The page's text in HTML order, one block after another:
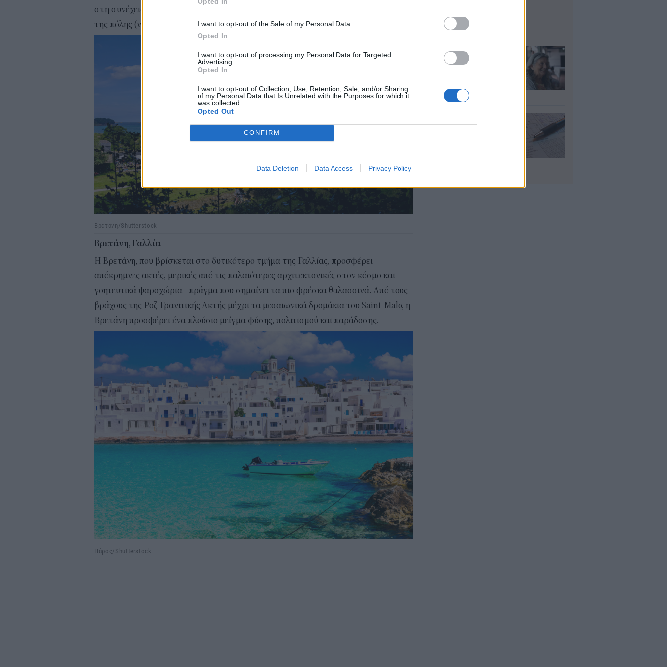
I want to opt-out of the Sale of my Personal Data.
Opted In
I want to opt-out of processing my Personal Data for Targeted
Advertising.
Opted In
I want to opt-out of Collection, Use, Retention, Sale, and/or Sharing
of my Personal Data that Is Unrelated with the Purposes for which it
was collected.
Opted Out
CONFIRM
Data Deletion Data Access Privacy Policy
στη συνέχεια να επισκεφθούν τη μοναδική παραλία της Αυστραλίας στο κέντρο
της πόλης (ναι, είναι τεχνητή).
Βρετάνη/Shutterstock
Βρετάνη, Γαλλία
Η Βρετάνη, που βρίσκεται στο δυτικότερο τμήμα της Γαλλίας, προσφέρει
απόκρημνες ακτές, μερικές από τις παλαιότερες αρχιτεκτονικές στον κόσμο και
γοητευτικά ψαροχώρια - πράγμα που σημαίνει τα πιο φρέσκα θαλασσινά. Από τους
βράχους της Ροζ Γρανιτικής Ακτής μέχρι τα μεσαιωνικά δρομάκια του Saint-Malo, η
Βρετάνη προσφέρει ένα πλούσιο μείγμα φύσης, πολιτισμού και παράδοσης.
Πάρος/Shutterstock
προσωπικό
05 Αυγ 2026
Συντάξεις χηρείας:
Ποιοι θα δουν
07 Αυγ 2026
εννέα ρούχα στη